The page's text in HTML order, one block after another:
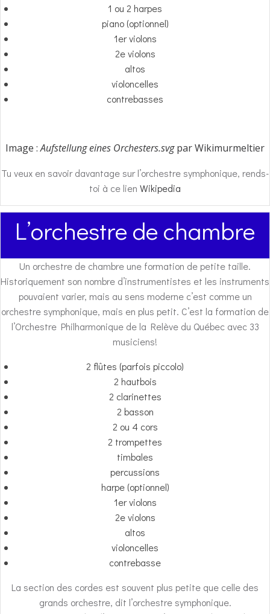
1 ou 2 harpes
piano (optionnel)
1er violons
2e violons
altos
violoncelles
contrebasses
Image :Aufstellung eines Orchesters.svgpar Wikimurmeltier
Tu veux en savoir davantage sur l’orchestre symphonique, rends-
toi à ce lien Wikipedia
L’orchestre de chambre
Un orchestre de chambre une formation de petite taille.
Historiquement son nombre d’instrumentistes et les instruments
pouvaient varier, mais au sens moderne c’est comme un
orchestre symphonique, mais en plus petit. C’est la formation de
l’Orchestre Philharmonique de la Relève du Québec avec 33
musiciens!
2 flûtes (parfois piccolo)
2 hautbois
2 clarinettes
2 basson
2 ou 4 cors
2 trompettes
timbales
percussions
harpe (optionnel)
1er violons
2e violons
altos
violoncelles
contrebasse
La section des cordes est souvent plus petite que celle des
grands orchestre, dit l’orchestre symphonique.